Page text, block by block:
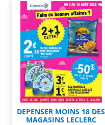
DEPENSER MOINS 18 DES
MAGASINS LECLERC